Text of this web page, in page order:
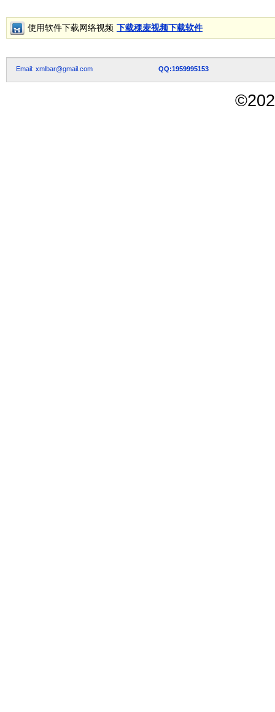
使用软件下载网络视频 下载稞麦视频下载软件
Email: xmlbar@gmail.com QQ:1959995153
©